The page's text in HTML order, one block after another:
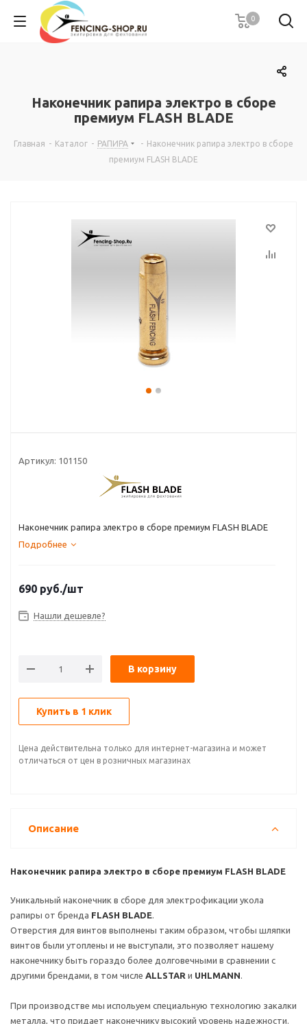
0
Наконечник рапира электро в сборе
премиум FLASH BLADE
Главная - Каталог - РАПИРА - Наконечник рапира электро в сборе
премиум FLASH BLADE
Артикул: 101150
Наконечник рапира электро в сборе премиум FLASH BLADE
Подробнее
690 руб./шт
Нашли дешевле?
В корзину
Купить в 1 клик
Цена действительна только для интернет-магазина и может
отличаться от цен в розничных магазинах
Описание
Наконечник рапира электро в сборе премиум FLASH BLADE
Уникальный наконечник в сборе для электрофикации укола
рапиры от бренда FLASH BLADE.
Отверстия для винтов выполнены таким образом, чтобы шляпки
винтов были утоплены и не выступали, это позволяет нашему
наконечнику быть гораздо более долговечными в сравнении с
другими брендами, в том числе ALLSTAR и UHLMANN.
При производстве мы испольуем специальную технологию закалки
металла, что придает наконечнику высокий уровень надежности.